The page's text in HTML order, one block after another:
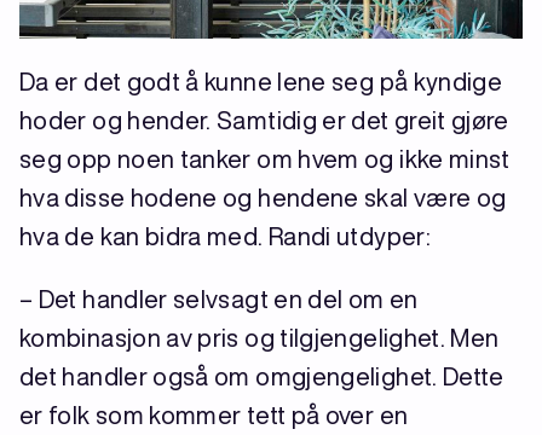
Da er det godt å kunne lene seg på kyndige
hoder og hender. Samtidig er det greit gjøre
seg opp noen tanker om hvem og ikke minst
hva disse hodene og hendene skal være og
hva de kan bidra med. Randi utdyper:
– Det handler selvsagt en del om en
kombinasjon av pris og tilgjengelighet. Men
det handler også om omgjengelighet. Dette
er folk som kommer tett på over en